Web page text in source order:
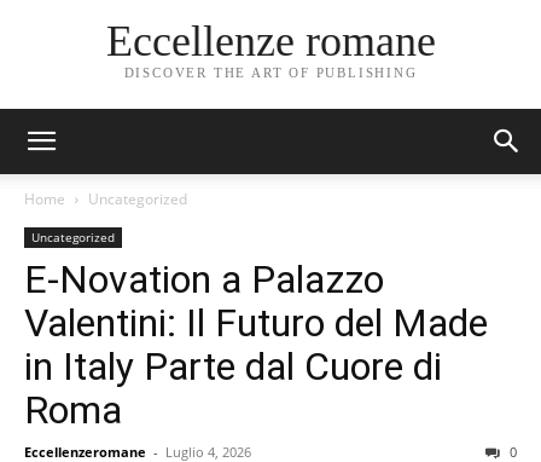
Eccellenze romane
DISCOVER THE ART OF PUBLISHING
Home Uncategorized
Uncategorized
E-Novation a Palazzo
Valentini: Il Futuro del Made
in Italy Parte dal Cuore di
Roma
Eccellenzeromane - Luglio 4, 2026 0